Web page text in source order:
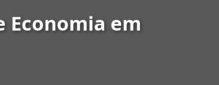
Economia em